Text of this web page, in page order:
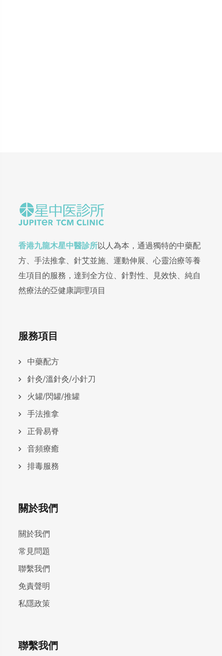
香港九龍木星中醫診所以人為本，通過獨特的中藥配
方、手法推拿、針艾並施、運動伸展、心靈治療等養
生項目的服務，達到全方位、針對性、見效快、純自
然療法的亞健康調理項目
服務項目
中藥配方
針灸/溫針灸/小針刀
火罐/閃罐/推罐
手法推拿
正骨易脊
⾳頻療癒
排毒服務
關於我們
關於我們
常見問題
聯繫我們
免責聲明
私隱政策
聯繫我們